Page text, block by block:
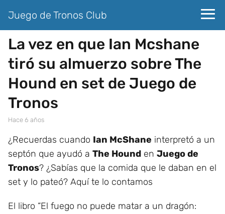
Juego de Tronos Club
La vez en que Ian Mcshane
tiró su almuerzo sobre The
Hound en set de Juego de
Tronos
hace 6 años
¿Recuerdas cuando Ian McShane interpretó a un
septón que ayudó a The Hound en Juego de
Tronos? ¿Sabías que la comida que le daban en el
set y lo pateó? Aquí te lo contamos
El libro “El fuego no puede matar a un dragón: